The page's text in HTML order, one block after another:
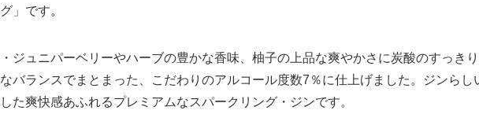
グ」です。
・ジュニパーベリーやハーブの豊かな香味、柚子の上品な爽やかさに炭酸のすっき
なバランスでまとまった、こだわりのアルコール度数7％に仕上げました。ジンらし
した爽快感あふれるプレミアムなスパークリング・ジンです。